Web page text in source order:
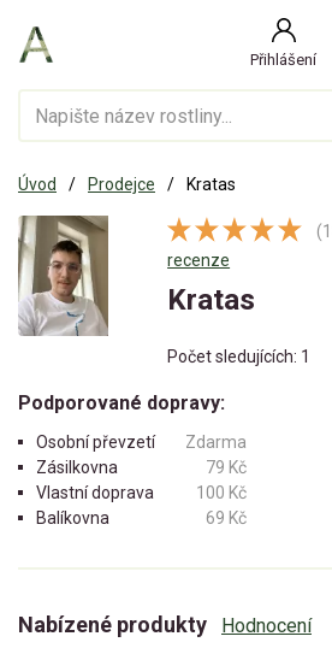
Přihlášení
Úvod Prodejce Kratas
recenze
Kratas
Počet sledujících: 1
Podporované dopravy:
Osobní převzetí
Zdarma
Zásilkovna
79 Kč
Vlastní doprava
100 Kč
Balíkovna
69 Kč
Nabízené produkty Hodnocení